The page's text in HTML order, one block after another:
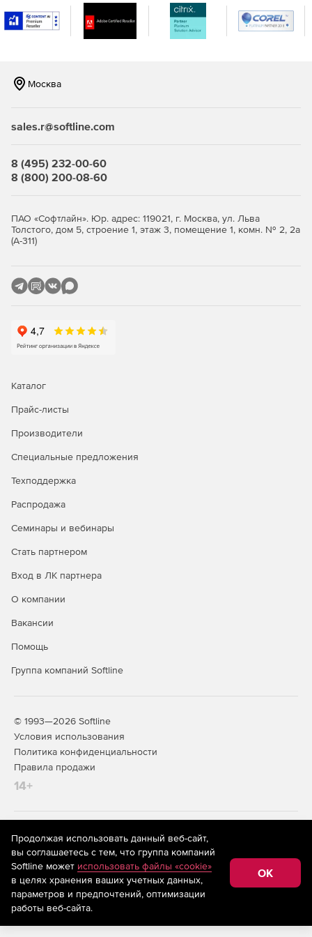
Москва
sales.r@softline.com
8 (495) 232-00-60
8 (800) 200-08-60
ПАО «Софтлайн». Юр. адрес: 119021, г. Москва, ул. Льва
Толстого, дом 5, строение 1, этаж 3, помещение 1, комн. № 2, 2а
(А-311)
Каталог
Прайс-листы
Производители
Специальные предложения
Техподдержка
Распродажа
Семинары и вебинары
Стать партнером
Вход в ЛК партнера
О компании
Вакансии
Помощь
Группа компаний Softline
© 1993—2026 Softline
Условия использования
Политика конфиденциальности
Правила продажи
14+
На информационном ресурсе store.softline.ru применяются
рекомендательные технологии
(информационные технологии
предоставления информации на основе сбора,
систематизации и анализа сведений, относящихся к
предпочтениям пользователей сети «Интернет»,
находящихся на территории Российской Федерации)
Продолжая использовать данный веб-сайт,
вы соглашаетесь с тем, что группа компаний
Softline может использовать файлы «cookie»
в целях хранения ваших учетных данных,
параметров и предпочтений, оптимизации
работы веб-сайта.
OK